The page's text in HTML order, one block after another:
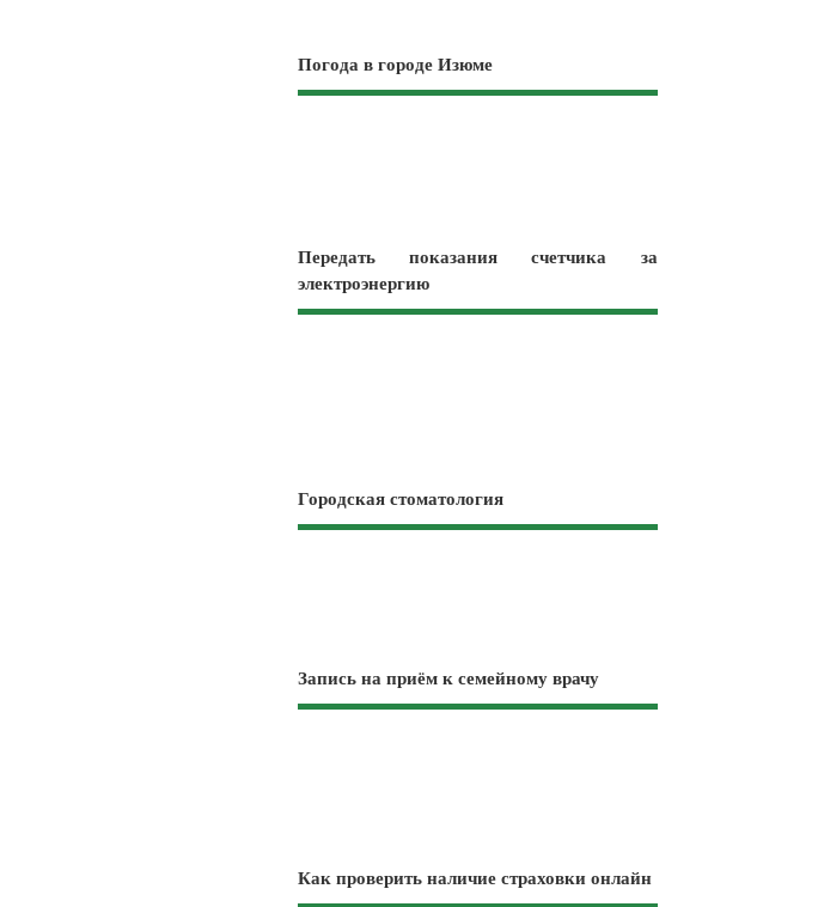
Погода в городе Изюме
Передать показания счетчика за
электроэнергию
Городская стоматология
Запись на приём к семейному врачу
Как проверить наличие страховки онлайн